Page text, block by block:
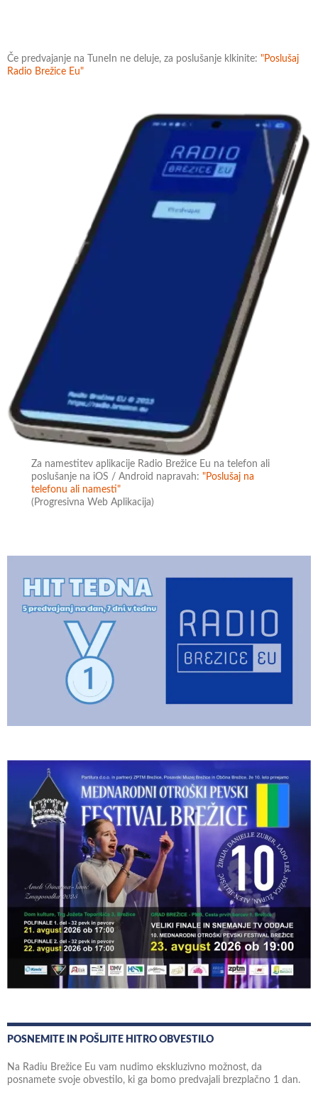
Če predvajanje na TuneIn ne deluje, za poslušanje klkinite: "Poslušaj
Radio Brežice Eu"
Za namestitev aplikacije Radio Brežice Eu na telefon ali
poslušanje na iOS / Android napravah:"Poslušaj na
telefonu ali namesti"
(Progresivna Web Aplikacija)
POSNEMITE IN POŠLJITE HITRO OBVESTILO
Na Radiu Brežice Eu vam nudimo ekskluzivno možnost, da
posnamete svoje obvestilo, ki ga bomo predvajali brezplačno 1 dan.